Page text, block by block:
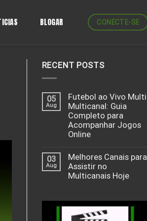
BLOGAR CONECTE-SE
RECENT POSTS
05
Aug
Futebol ao Vivo Multi
Multicanal: Guia
Completo para
Acompanhar Jogos
Online
03
Aug
Melhores Canais para
Assistir no
Multicanais Hoje